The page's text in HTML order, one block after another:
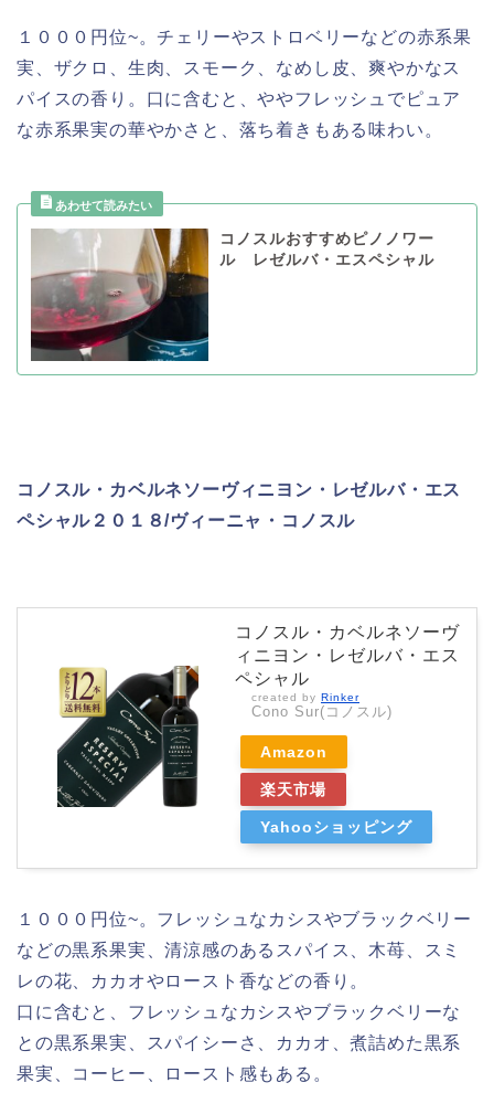
１０００円位~。チェリーやストロベリーなどの赤系果
実、ザクロ、生肉、スモーク、なめし皮、爽やかなス
パイスの香り。口に含むと、ややフレッシュでピュア
な赤系果実の華やかさと、落ち着きもある味わい。
コノスルおすすめピノノワー
ル レゼルバ・エスペシャル
コノスル・カベルネソーヴィニヨン・レゼルバ・エス
ペシャル２０１８/ヴィーニャ・コノスル
コノスル・カベルネソーヴ
ィニヨン・レゼルバ・エス
ペシャル
created by Rinker
Cono Sur(コノスル)
Amazon
楽天市場
Yahooショッピング
１０００円位~。フレッシュなカシスやブラックベリー
などの黒系果実、清涼感のあるスパイス、木苺、スミ
レの花、カカオやロースト香などの香り。
口に含むと、フレッシュなカシスやブラックベリーな
との黒系果実、スパイシーさ、カカオ、煮詰めた黒系
果実、コーヒー、ロースト感もある。